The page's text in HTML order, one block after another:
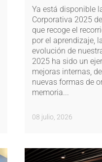
Ya está disponible
Corporativa 2025
que recoge el
por el aprendizaje,
evolución de
2025 ha sido un
mejoras internas,
nuevas formas de
memoria...
08 julio, 2026